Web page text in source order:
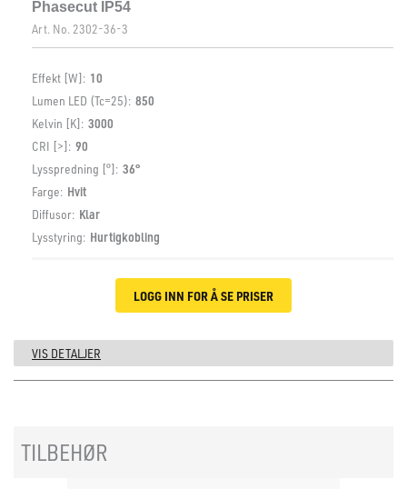
Phasecut IP54
Art. No. 2302-36-3
Effekt [W]: 10
Lumen LED (Tc=25): 850
Kelvin [K]: 3000
CRI [>]: 90
Lysspredning [°]: 36°
Farge: Hvit
Diffusor: Klar
Lysstyring: Hurtigkobling
LOGG INN FOR Å SE PRISER
VIS DETALJER
TILBEHØR